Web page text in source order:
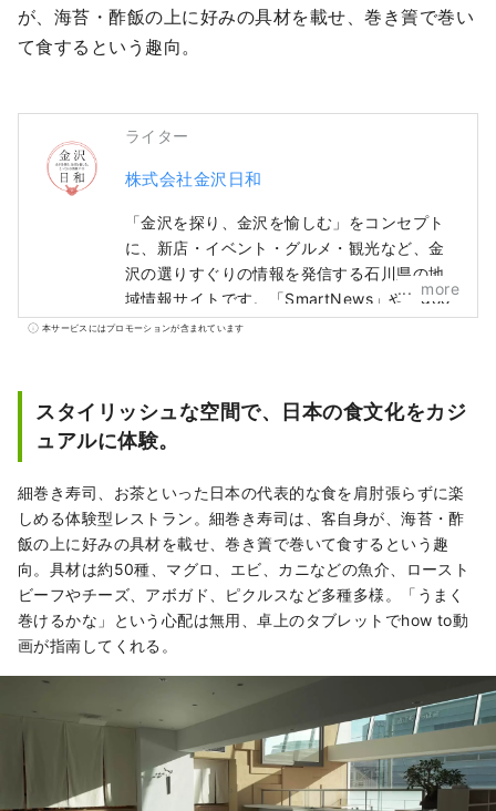
が、海苔・酢飯の上に好みの具材を載せ、巻き簀で巻い
て食するという趣向。
ライター
株式会社金沢日和
「金沢を探り、金沢を愉しむ」をコンセプト
に、新店・イベント・グルメ・観光など、金
沢の選りすぐりの情報を発信する石川県の地
域情報サイトです。「SmartNews」や「goo
ニュース」といった国内メディアの他、中
ています。
more
本サービスにはプロモーションが含まれています
スタイリッシュな空間で、日本の食文化をカジ
ュアルに体験。
細巻き寿司、お茶といった日本の代表的な食を肩肘張らずに楽
しめる体験型レストラン。細巻き寿司は、客自身が、海苔・酢
飯の上に好みの具材を載せ、巻き簀で巻いて食するという趣
向。具材は約50種、マグロ、エビ、カニなどの魚介、ロースト
ビーフやチーズ、アボガド、ピクルスなど多種多様。「うまく
巻けるかな」という心配は無用、卓上のタブレットでhow to動
画が指南してくれる。